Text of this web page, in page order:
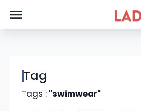
Tag
Tags : "swimwear"